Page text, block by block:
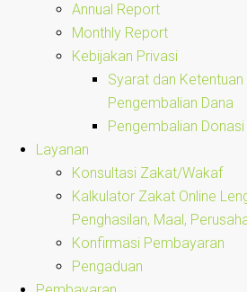
Annual Report
Monthly Report
Kebijakan Privasi
Syarat dan
Pengembalian Dana
Pengembalian Donasi
Layanan
Konsultasi Zakat/Wakaf
Kalkulator Zakat Online
Penghasilan, Maal,
Konfirmasi Pembayaran
Pengaduan